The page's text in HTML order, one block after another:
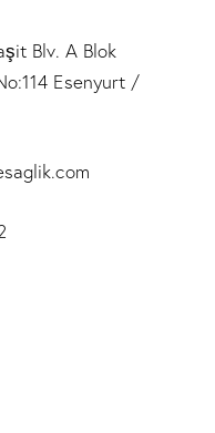
Blv. A Blok
Esenyurt /